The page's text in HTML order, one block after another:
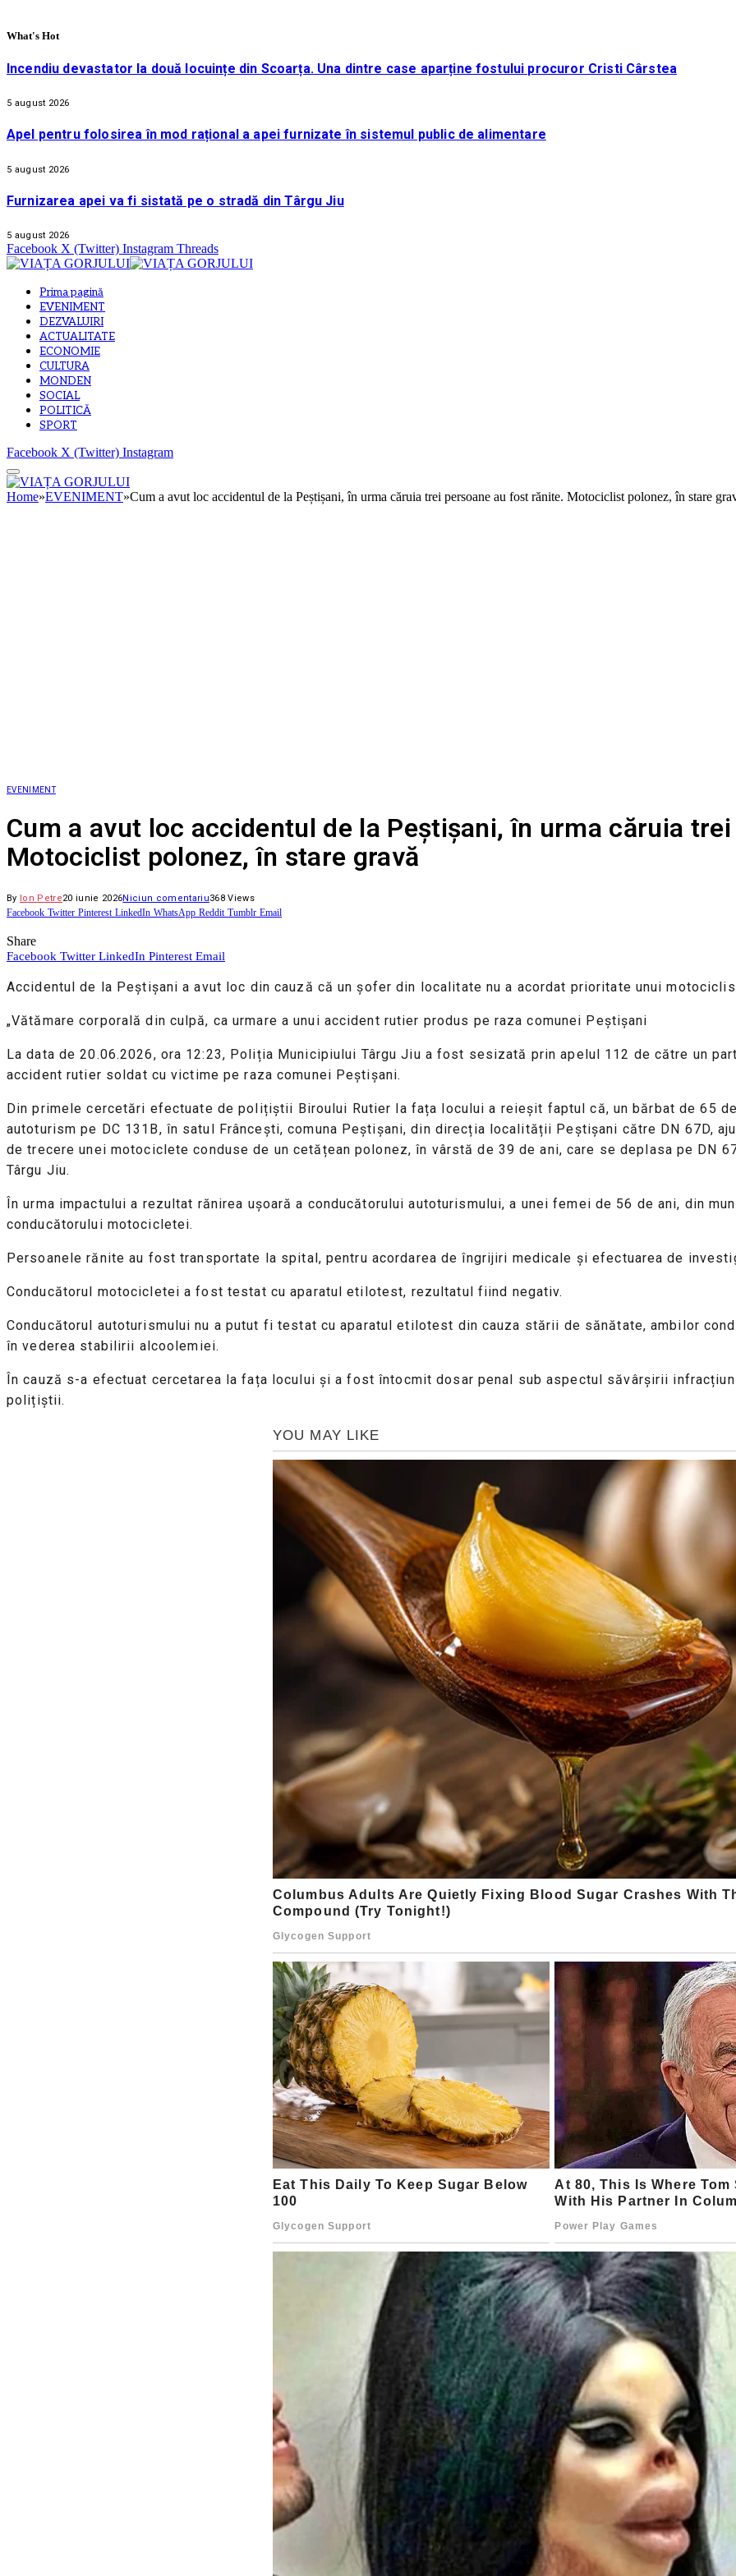
What's Hot
Incendiu devastator la două locuințe din Scoarța. Una dintre case aparține fostului procuror Cristi Cârstea
5 august 2026
Apel pentru folosirea în mod rațional a apei furnizate în sistemul public de alimentare
5 august 2026
Furnizarea apei va fi sistată pe o stradă din Târgu Jiu
5 august 2026
Facebook X (Twitter) Instagram Threads
Prima pagină
EVENIMENT
DEZVALUIRI
ACTUALITATE
ECONOMIE
CULTURA
MONDEN
SOCIAL
POLITICĂ
SPORT
Facebook X (Twitter) Instagram
Home»EVENIMENT»Cum a avut loc accidentul de la Peștișani, în urma căruia trei persoane au fost rănite. Motociclist polonez, în stare
EVENIMENT
Cum a avut loc accidentul de la Peștișani, în urma căruia
Motociclist polonez, în stare gravă
By Ion Petre20 iunie 2026Niciun comentariu368Views
Facebook Twitter Pinterest LinkedIn WhatsApp Reddit Tumblr Email
Share
Facebook Twitter LinkedIn Pinterest Email
Accidentul de la Peștișani a avut loc din cauză că un șofer din localitate nu a acordat prioritate unui
„Vătămare corporală din culpă, ca urmare a unui accident rutier produs pe raza comunei Peștișani
La data de 20.06.2026, ora 12:23, Poliția Municipiului Târgu Jiu a fost sesizată prin apelul 112 de către un
accident rutier soldat cu victime pe raza comunei Peștișani.
Din primele cercetări efectuate de polițiștii Biroului Rutier la fața locului a reieșit faptul că, un bărbat de 65
autoturism pe DC 131B, în satul Frâncești, comuna Peștișani, din direcția localității Peștișani către DN 67D,
de trecere unei motociclete conduse de un cetățean polonez, în vârstă de 39 de ani, care se deplasa pe DN
Târgu Jiu.
În urma impactului a rezultat rănirea ușoară a conducătorului autoturismului, a unei femei de 56 de ani, din
conducătorului motocicletei.
Persoanele rănite au fost transportate la spital, pentru acordarea de îngrijiri medicale și efectuarea de
Conducătorul motocicletei a fost testat cu aparatul etilotest, rezultatul fiind negativ.
Conducătorul autoturismului nu a putut fi testat cu aparatul etilotest din cauza stării de sănătate, ambilor
în vederea stabilirii alcoolemiei.
În cauză s-a efectuat cercetarea la fața locului și a fost întocmit dosar penal sub aspectul săvârșirii
polițiștii.